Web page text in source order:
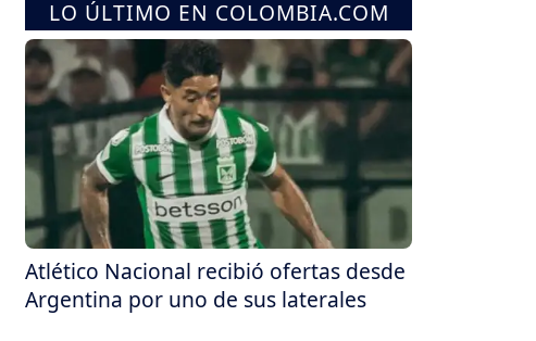
LO ÚLTIMO EN COLOMBIA.COM
Atlético Nacional recibió ofertas desde
Argentina por uno de sus laterales